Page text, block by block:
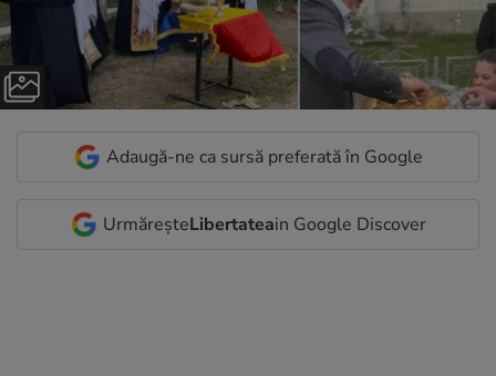
Adaugă-ne ca sursă preferată în Google
UrmăreșteLibertateain Google Discover